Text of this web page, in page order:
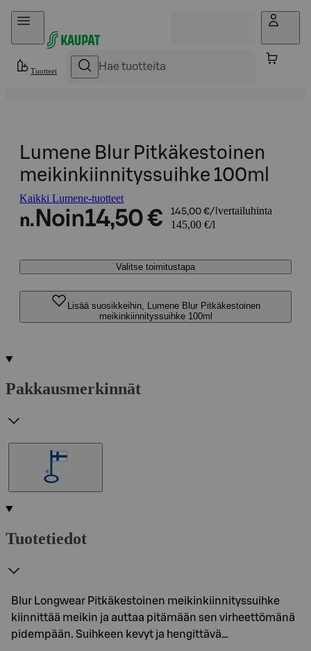
Hyppää sisältöön
Tuotteet
Lumene Blur Pitkäkestoinen
meikinkiinnityssuihke 100ml
Kaikki Lumene-tuotteet
n. Noin14,50 € 145,00 €/l vertailuhinta
145,00 €/l
Valitse toimitustapa
Lisää suosikkeihin, Lumene Blur Pitkäkestoinen
meikinkiinnityssuihke 100ml
Pakkausmerkinnät
Tuotetiedot
Blur Longwear Pitkäkestoinen meikinkiinnityssuihke
kiinnittää meikin ja auttaa pitämään sen virheettömänä
pidempään. Suihkeen kevyt ja hengittävä…